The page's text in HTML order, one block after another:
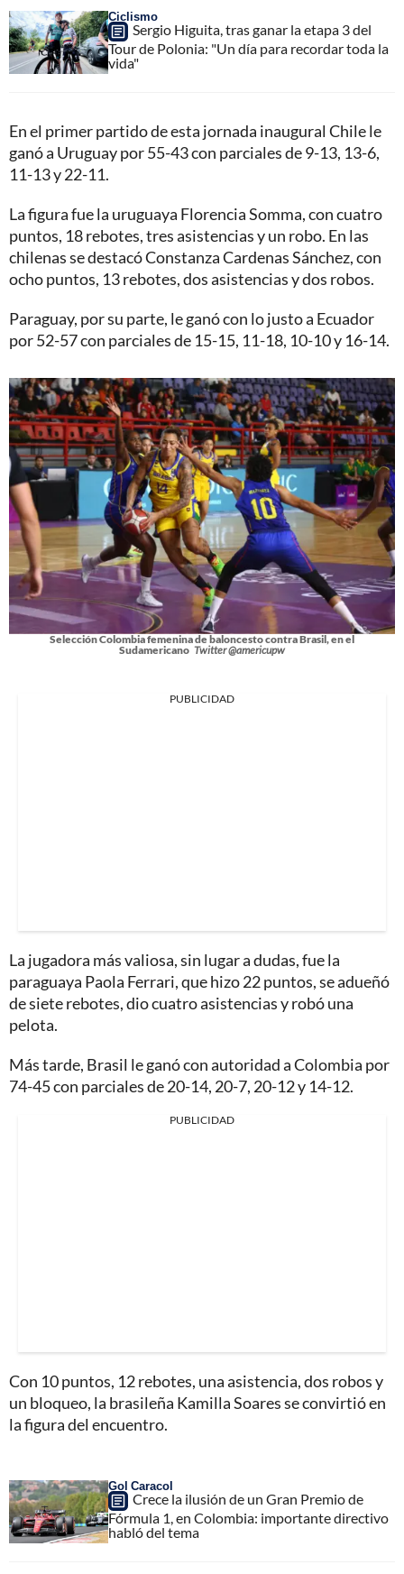
Ciclismo
Sergio Higuita, tras ganar la etapa 3 del
Tour de Polonia: "Un día para recordar toda la
vida"
En el primer partido de esta jornada inaugural Chile le
ganó a Uruguay por 55-43 con parciales de 9-13, 13-6,
11-13 y 22-11.
La figura fue la uruguaya Florencia Somma, con cuatro
puntos, 18 rebotes, tres asistencias y un robo. En las
chilenas se destacó Constanza Cardenas Sánchez, con
ocho puntos, 13 rebotes, dos asistencias y dos robos.
Paraguay, por su parte, le ganó con lo justo a Ecuador
por 52-57 con parciales de 15-15, 11-18, 10-10 y 16-14.
Selección Colombia femenina de baloncesto contra Brasil, en el
Sudamericano Twitter @americupw
PUBLICIDAD
La jugadora más valiosa, sin lugar a dudas, fue la
paraguaya Paola Ferrari, que hizo 22 puntos, se adueñó
de siete rebotes, dio cuatro asistencias y robó una
pelota.
Más tarde, Brasil le ganó con autoridad a Colombia por
74-45 con parciales de 20-14, 20-7, 20-12 y 14-12.
PUBLICIDAD
Con 10 puntos, 12 rebotes, una asistencia, dos robos y
un bloqueo, la brasileña Kamilla Soares se convirtió en
la figura del encuentro.
Gol Caracol
Crece la ilusión de un Gran Premio de
Fórmula 1, en Colombia: importante directivo
habló del tema